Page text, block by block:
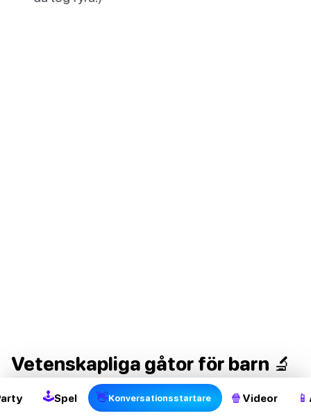
Vetenskapliga gåtor för barn 🔬
🕹Spel 👋Konversationsstartare 🍿 Videor 📱